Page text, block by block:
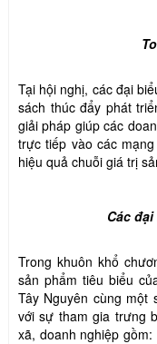
Tại hội nghị, các đại
sách thúc đẩy phát
giải pháp giúp các
trực tiếp vào các
hiệu quả chuỗi giá trị
Các
Trong khuôn khổ
sản phẩm tiêu biểu
Tây Nguyên cùng một
với sự tham gia trưng
xã, doanh nghiệp